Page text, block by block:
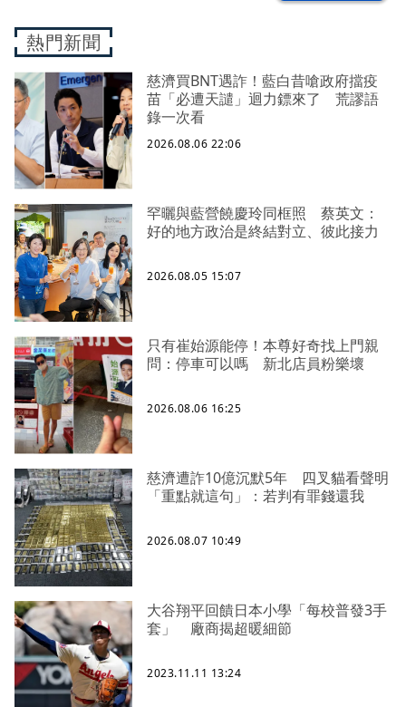
熱門新聞
慈濟買BNT遇詐！藍白昔嗆政府擋疫
苗「必遭天譴」迴力鏢來了 荒謬語
錄一次看
2026.08.06 22:06
罕曬與藍營饒慶玲同框照 蔡英文：
好的地方政治是終結對立、彼此接力
2026.08.05 15:07
只有崔始源能停！本尊好奇找上門親
問：停車可以嗎 新北店員粉樂壞
2026.08.06 16:25
慈濟遭詐10億沉默5年 四叉貓看聲明
「重點就這句」：若判有罪錢還我
2026.08.07 10:49
大谷翔平回饋日本小學「每校普發3手
套」 廠商揭超暖細節
2023.11.11 13:24